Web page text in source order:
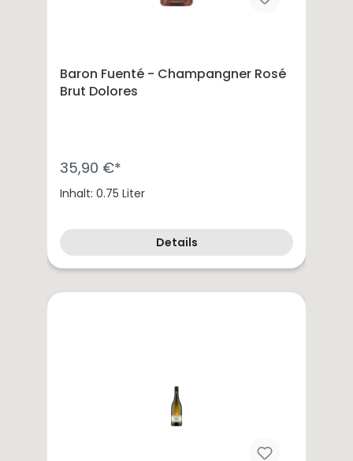
Baron Fuenté - Champangner Rosé
Brut Dolores
35,90 €*
Inhalt: 0.75 Liter
Details